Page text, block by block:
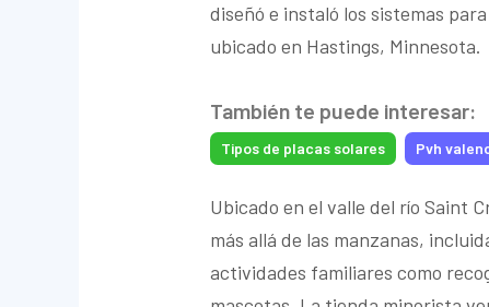
diseñó e instaló los sistemas
ubicado en Hastings, Minnesota.
También te puede interesar:
Tipos de placas solares Pvh
Ubicado en el valle del río Saint
más allá de las manzanas,
actividades familiares como